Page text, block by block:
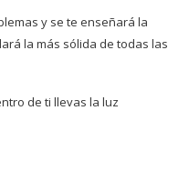
y se te enseñará la
la más sólida de todas las
de ti llevas la luz